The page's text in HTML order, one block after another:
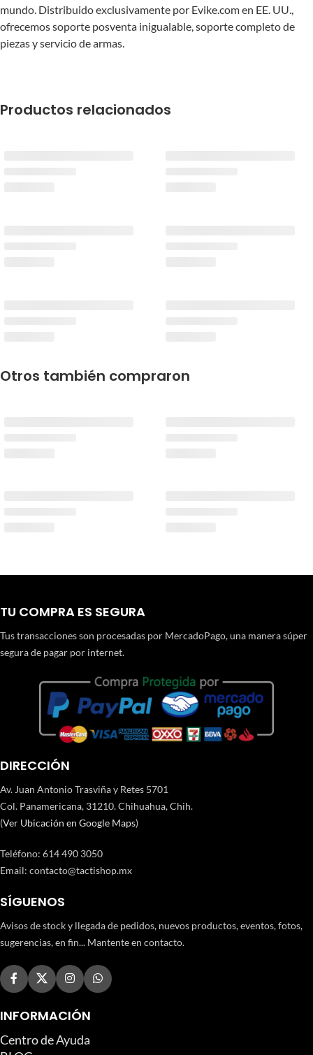
mundo. Distribuido exclusivamente por Evike.com en EE. UU.,
ofrecemos soporte posventa inigualable, soporte completo de
piezas y servicio de armas.
Productos relacionados
Otros también compraron
TU COMPRA ES SEGURA
Tus transacciones son procesadas por MercadoPago, una manera súper
segura de pagar por internet.
DIRECCIÓN
Av. Juan Antonio Trasviña y Retes 5701
Col. Panamericana, 31210. Chihuahua, Chih.
(Ver Ubicación en Google Maps)
Teléfono: 614 490 3050
Email: contacto@tactishop.mx
SÍGUENOS
Avisos de stock y llegada de pedidos, nuevos productos, eventos, fotos,
sugerencias, en fin... Mantente en contacto.
INFORMACIÓN
Centro de Ayuda